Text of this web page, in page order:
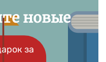
новые
за